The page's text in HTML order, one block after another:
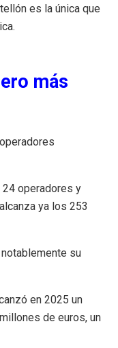
es la única que
más
24 operadores y
ya los 253
su
en 2025 un
de euros, un